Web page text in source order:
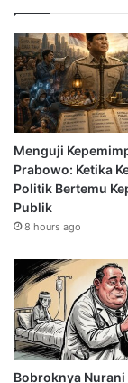
Menguji
Prabowo: Ketika
Politik Bertemu
Publik
8 hours ago
Bobroknya Nurani